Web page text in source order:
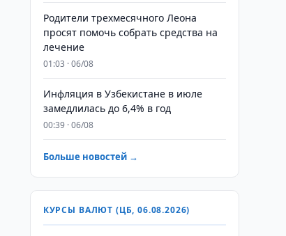
Родители трехмесячного Леона
просят помочь собрать средства на
лечение
01:03 · 06/08
Инфляция в Узбекистане в июле
замедлилась до 6,4% в год
00:39 · 06/08
Больше новостей →
КУРСЫ ВАЛЮТ (ЦБ, 06.08.2026)